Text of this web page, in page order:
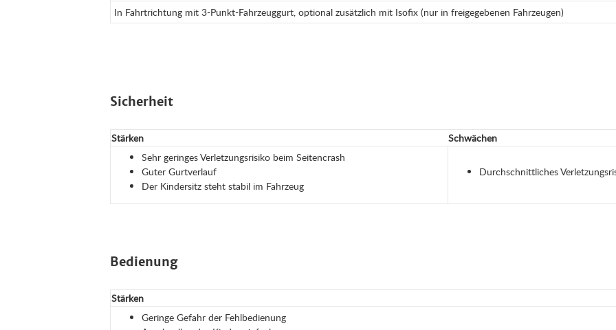
In Fahrtrichtung mit 3-Punkt-Fahrzeuggurt, optional zusätzlich mit Isofix (nur in freigegebenen Fahrzeugen)
Sicherheit
Stärken
Schwächen
Sehr geringes Verletzungsrisiko beim Seitencrash
Guter Gurtverlauf
Der Kindersitz steht stabil im Fahrzeug
Durchschnittliches
Bedienung
Stärken
Geringe Gefahr der Fehlbedienung